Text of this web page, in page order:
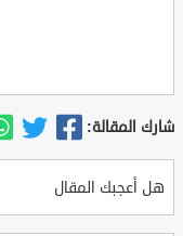
شارك المقالة:
هل أعجبك المقال